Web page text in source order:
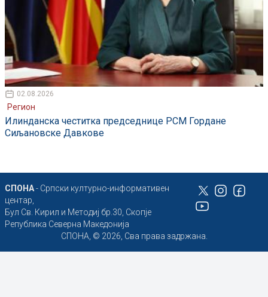
02.08.2026
Регион
Илинданска честитка председнице РСМ Гордане
Сиљановске Давкове
СПОНА- Српски културно-информативен
центар,
Бул Св. Кирил и Методиј бр.30, Скопје
Република Северна Македонија
СПОНА, © 2026, Сва права задржана.